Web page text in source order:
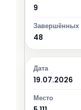
9
48
19.07.2026